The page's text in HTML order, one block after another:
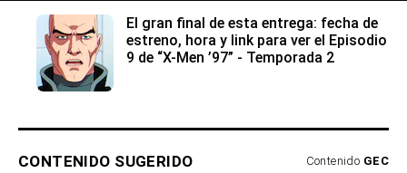
El gran final de esta entrega: fecha de
estreno, hora y link para ver el Episodio
9 de “X-Men ’97” - Temporada 2
CONTENIDO SUGERIDO Contenido GEC